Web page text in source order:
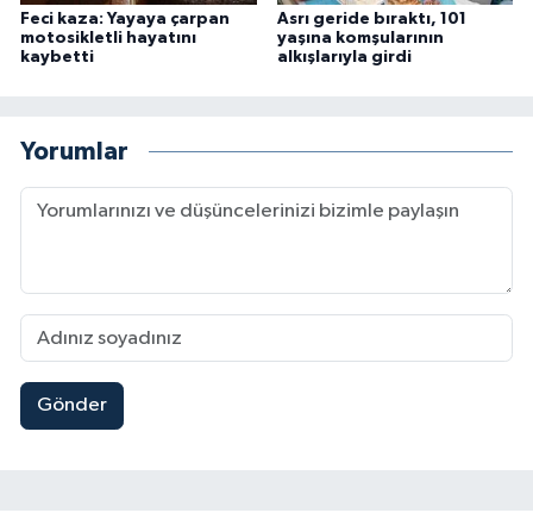
Feci kaza: Yayaya çarpan
motosikletli hayatını
kaybetti
Asrı geride bıraktı, 101
yaşına komşularının
alkışlarıyla girdi
Yorumlar
Gönder